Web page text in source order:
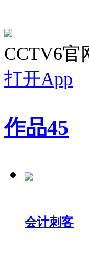
CCTV6官
打开App
作品45
会计刺客